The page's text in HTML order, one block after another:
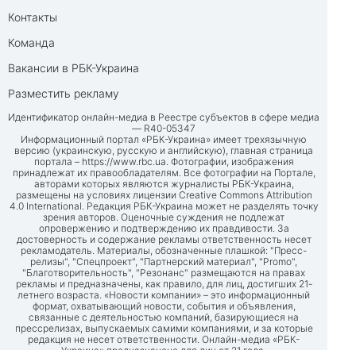
Контакты
Команда
Вакансии в РБК-Украина
Разместить рекламу
Идентификатор онлайн-медиа в Реестре субъектов в сфере медиа
— R40-05347
Информационный портал «РБК-Украина» имеет трехязычную
версию (украинскую, русскую и английскую), главная страница
портала – https://www.rbc.ua. Фотографии, изображения
принадлежат их правообладателям. Все фотографии на Портале,
авторами которых являются журналисты РБК-Украина,
размещены на условиях лицензии Creative Commons Attribution
4.0 International. Редакция РБК-Украина может не разделять точку
зрения авторов. Оценочные суждения не подлежат
опровержению и подтверждению их правдивости. За
достоверность и содержание рекламы ответственность несет
рекламодатель. Материалы, обозначенные плашкой: "Пресс-
релизы", "Спецпроект", "Партнерский материал", "Promo",
"Благотворительность", "Резонанс" размещаются на правах
рекламы и предназначены, как правило, для лиц, достигших 21-
летнего возраста. «Новости компании» – это информационный
формат, охватывающий новости, события и объявления,
связанные с деятельностью компаний, базирующиеся на
прессрелизах, выпускаемых самими компаниями, и за которые
редакция не несет ответственности. Онлайн-медиа «РБК-